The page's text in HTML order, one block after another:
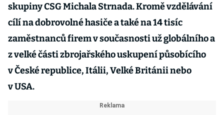
skupiny CSG Michala Strnada. Kromě vzdělávání
cílí na dobrovolné hasiče a také na 14 tisíc
zaměstnanců firem v současnosti už globálního a
z velké části zbrojařského uskupení působícího
v České republice, Itálii, Velké Británii nebo
v USA.